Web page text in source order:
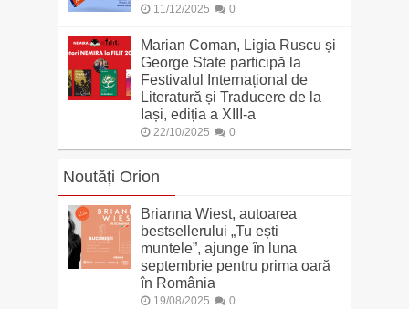
11/12/2025 0
Marian Coman, Ligia Ruscu și
George State participă la
Festivalul Internațional de
Literatură și Traducere de la
Iași, ediția a XIII-a
22/10/2025 0
Noutăți Orion
Brianna Wiest, autoarea
bestsellerului „Tu ești
muntele”, ajunge în luna
septembrie pentru prima oară
în România
19/08/2025 0